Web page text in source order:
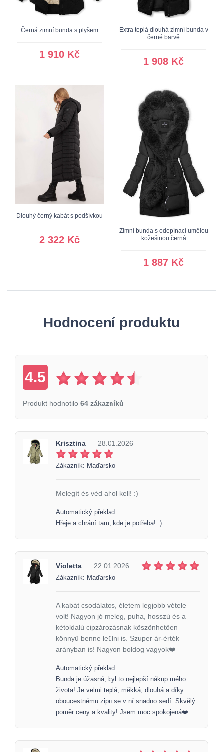
Černá zimní bunda s plyšem
1 910 Kč
Extra teplá dlouhá zimní bunda v
černé barvě
1 908 Kč
Dlouhý černý kabát s podšívkou
2 322 Kč
Zimní bunda s odepínací umělou
kožešinou černá
1 887 Kč
Hodnocení produktu
4.5
Produkt hodnotilo 64 zákazníků
Krisztina 28.01.2026
Zákazník: Maďarsko
Melegít és véd ahol kell! :)
Automatický překlad:
Hřeje a chrání tam, kde je potřeba! :)
Violetta 22.01.2026
Zákazník: Maďarsko
A kabát csodálatos, életem legjobb vétele
volt! Nagyon jó meleg, puha, hosszú és a
kétoldalú cipzározásnak köszönhetően
könnyű benne leülni is. Szuper ár-érték
arányban is! Nagyon boldog vagyok❤️
Automatický překlad:
Bunda je úžasná, byl to nejlepší nákup mého
života! Je velmi teplá, měkká, dlouhá a díky
oboucestnému zipu se v ní snadno sedí. Skvělý
poměr ceny a kvality! Jsem moc spokojená❤️